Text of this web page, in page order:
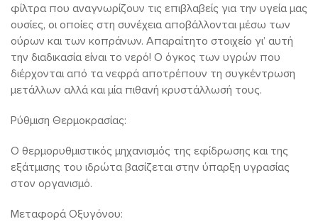
φίλτρα που αναγνωρίζουν τις επιβλαβείς για την υγεία μας
ουσίες, οι οποίες στη συνέχεια αποβάλλονται μέσω των
ούρων και των κοπράνων. Απαραίτητο στοιχείο γι’ αυτή
την διαδικασία είναι το νερό! Ο όγκος των υγρών που
διέρχονται από τα νεφρά αποτρέπουν τη συγκέντρωση
μετάλλων αλλά και μία πιθανή κρυστάλλωσή τους.
Ρύθμιση Θερμοκρασίας:
Ο θερμορυθμιστικός μηχανισμός της εφίδρωσης και της
εξάτμισης του ιδρώτα βασίζεται στην ύπαρξη υγρασίας
στον οργανισμό.
Μεταφορά Οξυγόνου: